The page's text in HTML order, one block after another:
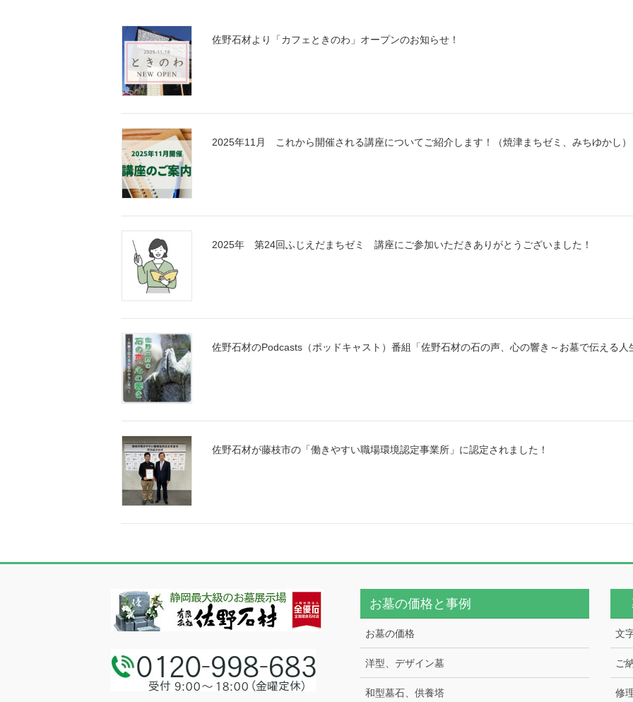
佐野石材より「カフェときのわ」オープンのお知らせ！
2025年11月 これから開催される講座についてご紹介します！（焼津まちゼミ、みちゆかし）
2025年 第24回ふじえだまちゼミ 講座にご参加いただきありがとうございました！
佐野石材のPodcasts（ポッドキャスト）番組「佐野石材の石の声、心の響き～お墓で伝える
佐野石材が藤枝市の「働きやすい職場環境認定事業所」に認定されました！
お墓の価格と事例
お墓の価格
洋型、デザイン墓
和型墓石、供養塔
文
ご
修